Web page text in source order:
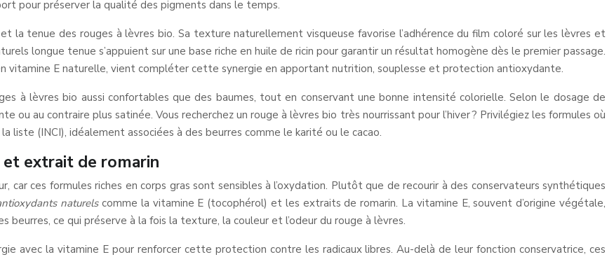
pour préserver la qualité des pigments dans le temps.
la tenue des rouges à lèvres bio. Sa texture naturellement visqueuse favorise l’adhérence du film coloré sur les lèvres et
longue tenue s’appuient sur une base riche en huile de ricin pour garantir un résultat homogène dès le premier passage.
vitamine E naturelle, vient compléter cette synergie en apportant nutrition, souplesse et protection antioxydante.
à lèvres bio aussi confortables que des baumes, tout en conservant une bonne intensité colorielle. Selon le dosage de
ou au contraire plus satinée. Vous recherchez un rouge à lèvres bio très nourrissant pour l’hiver ? Privilégiez les formules où
liste (INCI), idéalement associées à des beurres comme le karité ou le cacao.
extrait de romarin
car ces formules riches en corps gras sont sensibles à l’oxydation. Plutôt que de recourir à des conservateurs synthétiques
naturelscomme la vitamine E (tocophérol) et les extraits de romarin. La vitamine E, souvent d’origine végétale,
beurres, ce qui préserve à la fois la texture, la couleur et l’odeur du rouge à lèvres.
avec la vitamine E pour renforcer cette protection contre les radicaux libres. Au-delà de leur fonction conservatrice, ces